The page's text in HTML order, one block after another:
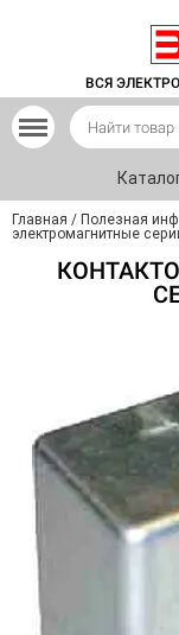
ВСЯ
Главная / Полезная
электромагнитные